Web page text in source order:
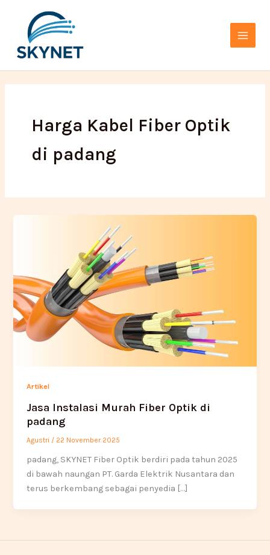
konten
Menu
Harga Kabel Fiber Optik
di padang
Artikel
Jasa Instalasi Murah Fiber Optik di
padang
Agustri / 22 November 2025
padang, SKYNET Fiber Optik berdiri pada tahun 2025
di bawah naungan PT. Garda Elektrik Nusantara dan
terus berkembang sebagai penyedia […]